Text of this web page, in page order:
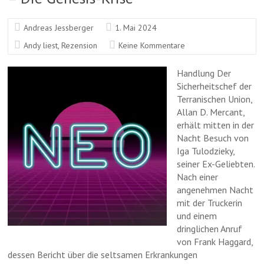
Andreas Jessberger
1. Mai 2024
Andy liest,Rezension Keine Kommentare
Handlung Der
Sicherheitschef der
Terranischen Union,
Allan D. Mercant,
erhält mitten in der
Nacht Besuch von
Iga Tulodzieky,
seiner Ex-Geliebten.
Nach einer
angenehmen Nacht
mit der Truckerin
und einem
dringlichen Anruf
von Frank Haggard,
dessen Bericht über die seltsamen Erkrankungen